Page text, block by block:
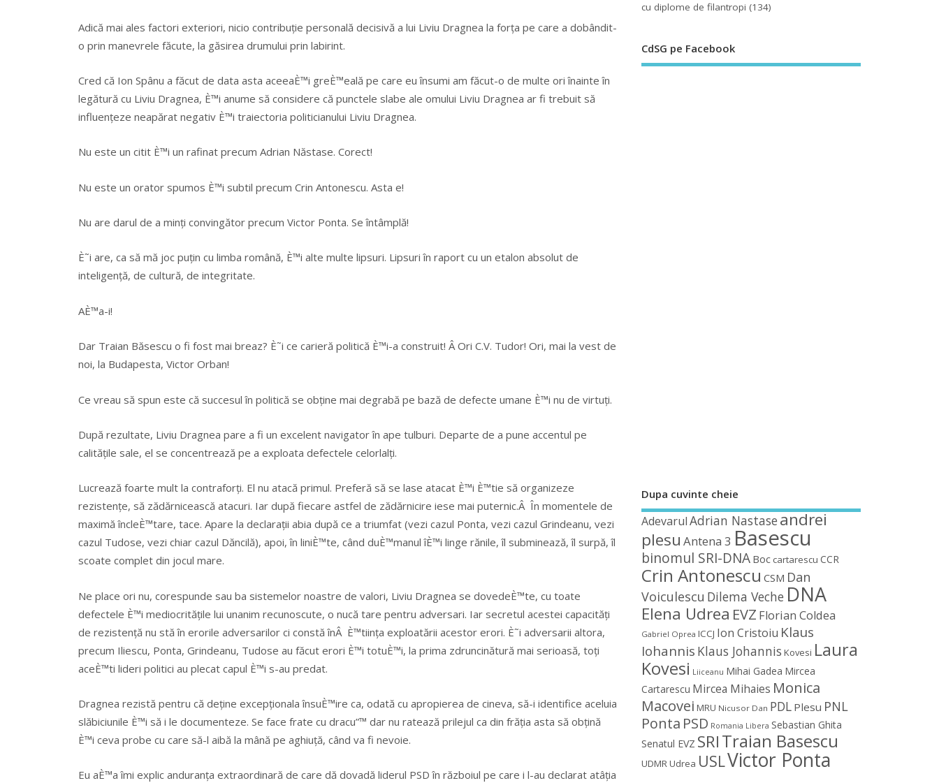
Adică mai ales factori exteriori, nicio contribuție personală decisivă a lui Liviu Dragnea la forța pe care a dobândit-
o prin manevrele făcute, la găsirea drumului prin labirint.
Cred că Ion Spânu a făcut de data asta aceeaÈ™i greÈ™eală pe care eu însumi am făcut-o de multe ori înainte în
legătură cu Liviu Dragnea, È™i anume să considere că punctele slabe ale omului Liviu Dragnea ar fi trebuit să
influențeze neapărat negativ È™i traiectoria politicianului Liviu Dragnea.
Nu este un citit È™i un rafinat precum Adrian Năstase. Corect!
Nu este un orator spumos È™i subtil precum Crin Antonescu. Asta e!
Nu are darul de a minți convingător precum Victor Ponta. Se întâmplă!
È˜i are, ca să mă joc puțin cu limba română, È™i alte multe lipsuri. Lipsuri în raport cu un etalon absolut de
inteligență, de cultură, de integritate.
AÈ™a-i!
Dar Traian Băsescu o fi fost mai breaz? È˜i ce carieră politică È™i-a construit! Â Ori C.V. Tudor! Ori, mai la vest de
noi, la Budapesta, Victor Orban!
Ce vreau să spun este că succesul în politică se obține mai degrabă pe bază de defecte umane È™i nu de virtuți.
După rezultate, Liviu Dragnea pare a fi un excelent navigator în ape tulburi. Departe de a pune accentul pe
calitățile sale, el se concentrează pe a exploata defectele celorlalți.
Lucrează foarte mult la contraforți. El nu atacă primul. Preferă să se lase atacat È™i È™tie să organizeze
rezistențe, să zădărnicească atacuri. Iar după fiecare astfel de zădărnicire iese mai puternic.Â În momentele de
maximă încleÈ™tare, tace. Apare la declarații abia după ce a triumfat (vezi cazul Ponta, vezi cazul Grindeanu, vezi
cazul Tudose, vezi chiar cazul Dăncilă), apoi, în liniÈ™te, când duÈ™manul îÈ™i linge rănile, îl subminează, îl surpă, îl
scoate complet din jocul mare.
Ne place ori nu, corespunde sau ba sistemelor noastre de valori, Liviu Dragnea se dovedeÈ™te, cu toate
defectele È™i mediocritățile lui unanim recunoscute, o nucă tare pentru adversari. Iar secretul acestei capacități
de rezistență nu stă în erorile adversarilor ci constă înÂ È™tiința exploatării acestor erori. È˜i adversarii altora,
precum Iliescu, Ponta, Grindeanu, Tudose au făcut erori È™i totuÈ™i, la prima zdruncinătură mai serioasă, toți
aceÈ™ti lideri politici au plecat capul È™i s-au predat.
Dragnea rezistă pentru că deține excepționala însuÈ™ire ca, odată cu apropierea de cineva, să-i identifice aceluia
slăbiciunile È™i să i le documenteze. Se face frate cu dracu”™ dar nu ratează prilejul ca din frăția asta să obțină
È™i ceva probe cu care să-l aibă la mână pe aghiuță, când va fi nevoie.
Eu aÈ™a îmi explic anduranța extraordinară de care dă dovadă liderul PSD în războiul pe care i l-au declarat atâția
cu diplome de filantropi (134)
CdSG pe Facebook
Dupa cuvinte cheie
Adevarul Adrian Nastaseandrei
plesu Antena 3 Basescu
binomul SRI-DNA Boc cartarescu CCR
Crin Antonescu CSM Dan
Voiculescu Dilema Veche DNA
Elena Udrea EVZ Florian Coldea
Gabriel Oprea ICCJ Ion Cristoiu Klaus
Iohannis Klaus Johannis Kovesi Laura
Kovesi Liiceanu Mihai Gadea Mircea
Cartarescu Mircea Mihaies Monica
Macovei MRU Nicusor Dan PDL Plesu PNL
Ponta PSD Romania Libera Sebastian Ghita
Senatul EVZ SRITraian Basescu
UDMRUdrea USLVictor Ponta